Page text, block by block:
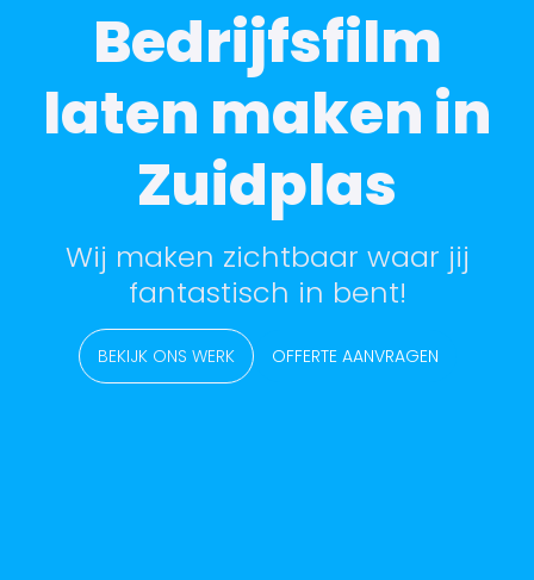
Bedrijfsfilm
laten maken in
Zuidplas
Wij maken zichtbaar waar jij
fantastisch in bent!
BEKIJK ONS WERK OFFERTE AANVRAGEN